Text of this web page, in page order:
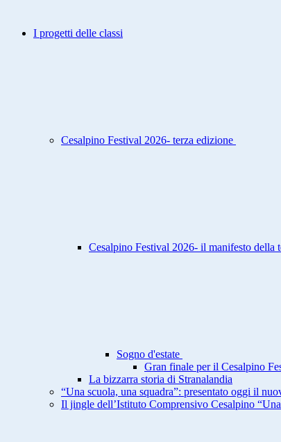
I progetti delle classi
Cesalpino Festival 2026- terza edizione
Cesalpino Festival 2026- il manifesto della
Sogno d'estate
Gran finale per il Cesalpino
La bizzarra storia di Stranalandia
“Una scuola, una squadra”: presentato oggi il
Il jingle dell’Istituto Comprensivo Cesalpino